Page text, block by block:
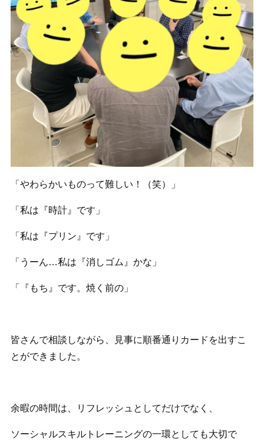
「やわらかいものって難しい！（笑）」
「私は『時計』です」
「私は『プリン』です」
「うーん…私は『消しゴム』かな」
「『もち』です。焼く前の」
皆さんで相談しながら、見事に順番通りカードを出すこ
とができました。
余暇の時間は、リフレッシュとしてだけでなく、
ソーシャルスキルトレーニングの一環としても大切で